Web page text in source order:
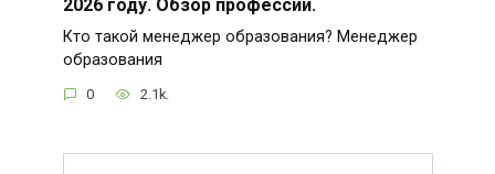
2026 году. Обзор профессии.
Кто такой менеджер образования? Менеджер
образования
0 2.1k.